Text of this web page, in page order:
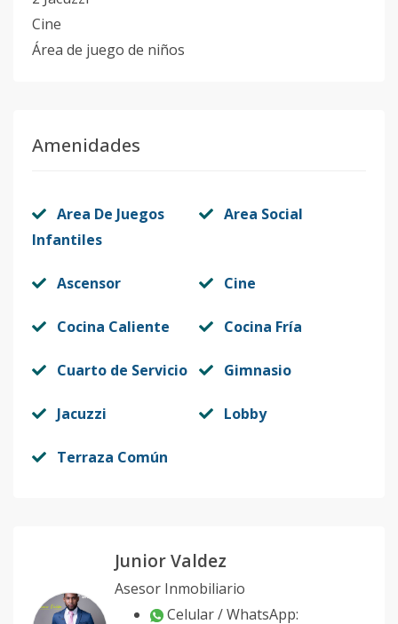
Cine
Área de juego de niños
Amenidades
Area De Juegos
Infantiles
Area Social
Ascensor Cine
Cocina Caliente Cocina Fría
Cuarto de Servicio Gimnasio
Jacuzzi Lobby
Terraza Común
Junior Valdez
Asesor Inmobiliario
Celular / WhatsApp: